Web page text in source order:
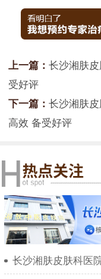
上一篇： 长沙湘肤
受好评
下一篇： 长沙湘肤
高效 备受好评
长沙湘肤皮肤科医